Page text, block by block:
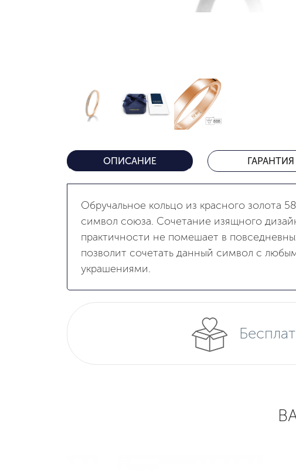
ОПИСАНИЕ ГАРАНТИЯ
Обручальное кольцо из красного золота
символ союза. Сочетание изящного
практичности не помешает в
позволит сочетать данный символ с
украшениями.